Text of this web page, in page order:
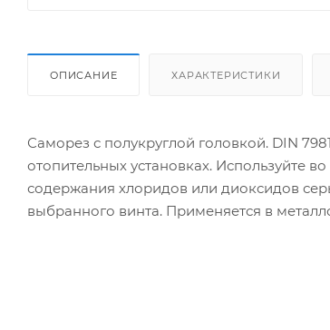
ОПИСАНИЕ ХАРАКТЕРИСТИКИ
Саморез с полукруглой головкой. DIN
отопительных установках. Используйте
содержания хлоридов или диоксидов
выбранного винта. Применяется в